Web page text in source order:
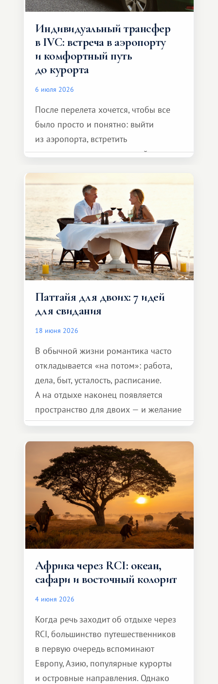
Индивидуальный трансфер
в IVC: встреча в аэропорту
и комфортный путь
до курорта
6 июля 2026
После перелета хочется, чтобы все
было просто и понятно: выйти
из аэропорта, встретить
представителя транспортной
и спокойно доехать до курорта.
Паттайя для двоих: 7 идей
для свидания
18 июня 2026
В обычной жизни романтика часто
откладывается «на потом»: работа,
дела, быт, усталость, расписание.
А на отдыхе наконец появляется
пространство для двоих — и желание
сделать для близкого человека что-то
особенное. Не обязательно
масштабное, но тёплое
и запоминающееся :)
Африка через RCI: океан,
сафари и восточный колорит
4 июня 2026
Когда речь заходит об отдыхе через
RCI, большинство путешественников
в первую очередь вспоминают
Европу, Азию, популярные курорты
и островные направления. Однако